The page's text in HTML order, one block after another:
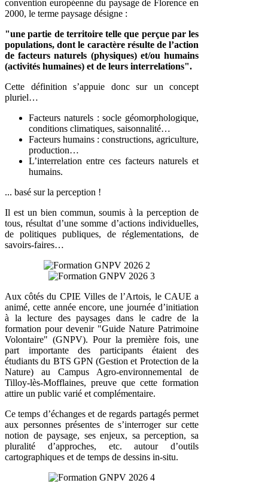
convention européenne du paysage de Florence en
2000, le terme paysage désigne :
"une partie de territoire telle que perçue par les
populations, dont le caractère résulte de l’action
de facteurs naturels (physiques) et/ou humains
(activités humaines) et de leurs interrelations".
Cette définition s’appuie donc sur un concept
pluriel…
Facteurs naturels : socle géomorphologique,
conditions climatiques, saisonnalité…
Facteurs humains : constructions, agriculture,
production…
L’interrelation entre ces facteurs naturels et
humains.
... basé sur la perception !
Il est un bien commun, soumis à la perception de
tous, résultat d’une somme d’actions individuelles,
de politiques publiques, de réglementations, de
savoirs-faires…
Aux côtés du CPIE Villes de l’Artois, le CAUE a
animé, cette année encore, une journée d’initiation
à la lecture des paysages dans le cadre de la
formation pour devenir "Guide Nature Patrimoine
Volontaire" (GNPV). Pour la première fois, une
part importante des participants étaient des
étudiants du BTS GPN (Gestion et Protection de la
Nature) au Campus Agro-environnemental de
Tilloy-lès-Mofflaines, preuve que cette formation
attire un public varié et complémentaire.
Ce temps d’échanges et de regards partagés permet
aux personnes présentes de s’interroger sur cette
notion de paysage, ses enjeux, sa perception, sa
pluralité d’approches, etc. autour d’outils
cartographiques et de temps de dessins in-situ.